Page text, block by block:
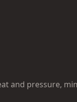
and pressure,